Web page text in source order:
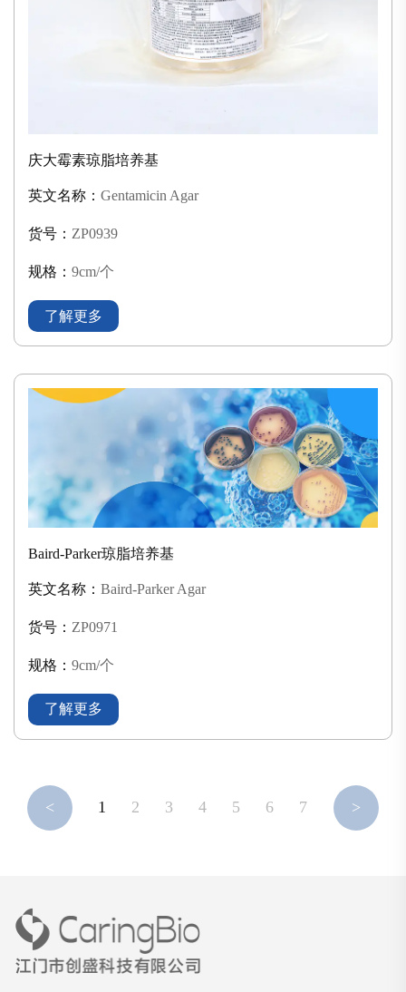
庆大霉素琼脂培养基
英文名称： Gentamicin Agar
货号： ZP0939
规格： 9cm/个
了解更多
Baird-Parker琼脂培养基
英文名称： Baird-Parker Agar
货号： ZP0971
规格： 9cm/个
了解更多
< 1 2 3 4 5 6 7 >